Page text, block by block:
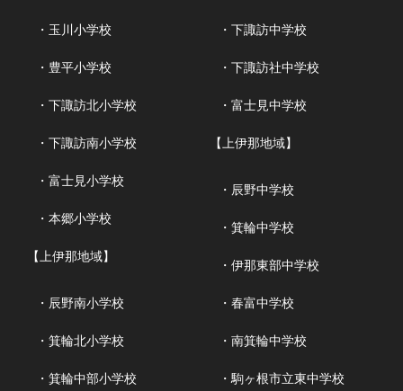
・玉川小学校
・豊平小学校
・下諏訪北小学校
・下諏訪南小学校
・富士見小学校
・本郷小学校
【上伊那地域】
・辰野南小学校
・箕輪北小学校
・箕輪中部小学校
・下諏訪中学校
・下諏訪社中学校
・富士見中学校
【上伊那地域】
・辰野中学校
・箕輪中学校
・伊那東部中学校
・春富中学校
・南箕輪中学校
・駒ヶ根市立東中学校